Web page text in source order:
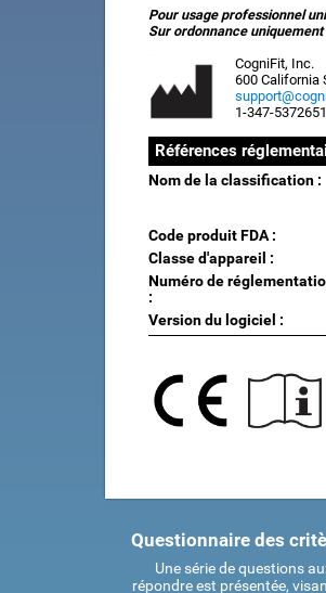
Pour usage professionnel
Sur ordonnance uniquement
CogniFit, Inc.
600 California
1-347-5372651
Références
Nom de la classification :
Code produit FDA :
Classe d'appareil :
Numéro de
:
Version du logiciel :
Questionnaire des
Une série de questions
répondre est présentée,